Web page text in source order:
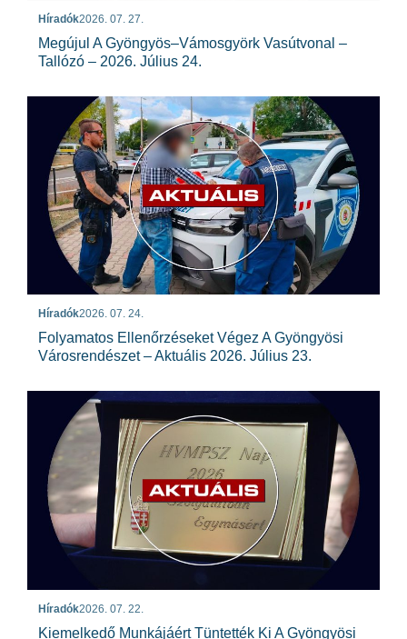
Híradók2026. 07. 27.
Megújul A Gyöngyös–Vámosgyörk Vasútvonal –
Tallózó – 2026. Július 24.
Híradók2026. 07. 24.
Folyamatos Ellenőrzéseket Végez A Gyöngyösi
Városrendészet – Aktuális 2026. Július 23.
Híradók2026. 07. 22.
Kiemelkedő Munkájáért Tüntették Ki A Gyöngyösi